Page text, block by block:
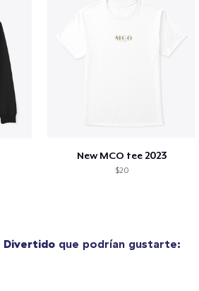
New MCO tee 2023
$20
Divertido que podrían gustarte: